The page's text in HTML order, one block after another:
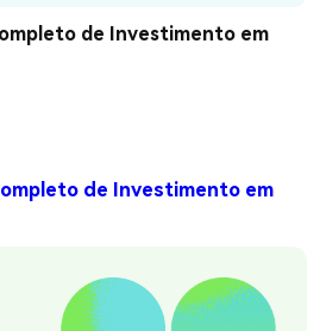
de Investimento em
de Investimento em